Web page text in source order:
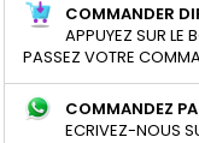
COMMANDER
APPUYEZ SUR LE
PASSEZ VOTRE
COMMANDEZ
ECRIVEZ-NOUS